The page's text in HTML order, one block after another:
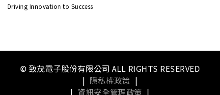
Driving Innovation to Success
© 致茂電子股份有限公司 ALL RIGHTS RESERVED
| 隱私權政策 |
| 資訊安全管理政策 |